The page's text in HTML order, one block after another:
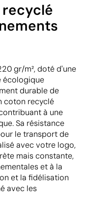
gr/m², doté d'une
écologique
durable de
coton recyclé
à une
Sa résistance
le transport de
avec votre logo,
mais constante,
et à la
et la fidélisation
avec les